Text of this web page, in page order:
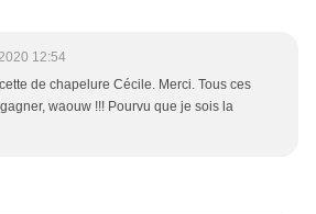
12:54
de chapelure Cécile. Merci. Tous ces
waouw !!! Pourvu que je sois la